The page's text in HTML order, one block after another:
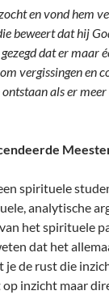
en vond hem
beweert dat hij
dat er maar
vergissingen en
als er meer
spirituele
analytische
het spirituele
dat het
je de rust die
inzicht maar